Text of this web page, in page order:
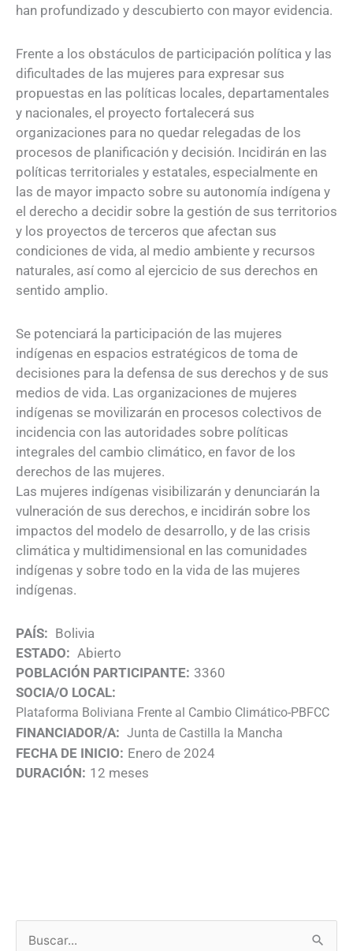
han profundizado y descubierto con mayor evidencia.
Frente a los obstáculos de participación política y las
dificultades de las mujeres para expresar sus
propuestas en las políticas locales, departamentales
y nacionales, el proyecto fortalecerá sus
organizaciones para no quedar relegadas de los
procesos de planificación y decisión. Incidirán en las
políticas territoriales y estatales, especialmente en
las de mayor impacto sobre su autonomía indígena y
el derecho a decidir sobre la gestión de sus territorios
y los proyectos de terceros que afectan sus
condiciones de vida, al medio ambiente y recursos
naturales, así como al ejercicio de sus derechos en
sentido amplio.
Se potenciará la participación de las mujeres
indígenas en espacios estratégicos de toma de
decisiones para la defensa de sus derechos y de sus
medios de vida. Las organizaciones de mujeres
indígenas se movilizarán en procesos colectivos de
incidencia con las autoridades sobre políticas
integrales del cambio climático, en favor de los
derechos de las mujeres.
Las mujeres indígenas visibilizarán y denunciarán la
vulneración de sus derechos, e incidirán sobre los
impactos del modelo de desarrollo, y de las crisis
climática y multidimensional en las comunidades
indígenas y sobre todo en la vida de las mujeres
indígenas.
PAÍS: Bolivia
ESTADO: Abierto
POBLACIÓN PARTICIPANTE: 3360
SOCIA/O LOCAL:
Plataforma Boliviana Frente al Cambio Climático-PBFCC
FINANCIADOR/A: Junta de Castilla la Mancha
FECHA DE INICIO: Enero de 2024
DURACIÓN: 12 meses